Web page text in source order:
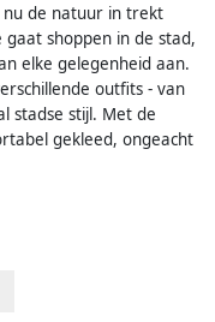
de natuur in trekt
shoppen in de stad,
elke gelegenheid aan.
outfits - van
stadse stijl. Met de
gekleed, ongeacht